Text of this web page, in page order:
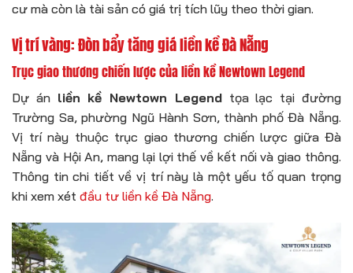
cư mà còn là tài sản có giá trị tích lũy theo thời gian.
Vị trí vàng: Đòn bẩy tăng giá liền kề Đà Nẵng
Trục giao thương chiến lược của liền kề Newtown Legend
Dự án liền kề Newtown Legendtọa lạc tại đường
Trường Sa, phường Ngũ Hành Sơn, thành phố Đà Nẵng.
Vị trí này thuộc trục giao thương chiến lược giữa Đà
Nẵng và Hội An, mang lại lợi thế về kết nối và giao thông.
Thông tin chi tiết về vị trí này là một yếu tố quan trọng
khi xem xét đầu tư liền kề Đà Nẵng.